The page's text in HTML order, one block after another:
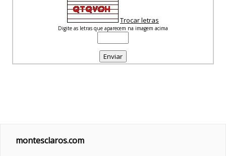
Trocar letras
Digite as letras que aparecem na imagem acima
montesclaros.com